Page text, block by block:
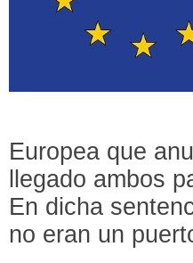
Europea que
llegado ambos
En dicha
no eran un